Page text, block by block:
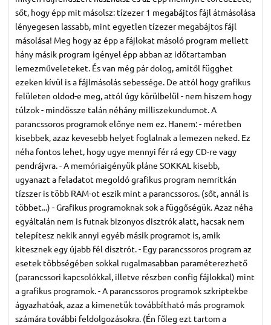
sőt, hogy épp mit másolsz: tízezer 1 megabájtos fájl átmásolása
lényegesen lassabb, mint egyetlen tízezer megabájtos fájl
másolása! Meg hogy az épp a fájlokat másoló program mellett
hány másik program igényel épp abban az időtartamban
lemezműveleteket. És van még pár dolog, amitől függhet
ezeken kívül is a fájlmásolás sebessége. De attól hogy grafikus
felületen oldod-e meg, attól úgy körülbelül - nem hiszem hogy
túlzok - mindössze talán néhány milliszekundumot. A
parancssoros programok előnye nem ez. Hanem: - méretben
kisebbek, azaz kevesebb helyet foglalnak a lemezen neked. Ez
néha fontos lehet, hogy ugye mennyi fér rá egy CD-re vagy
pendrájvra. - A memóriaigényük pláne SOKKAL kisebb,
ugyanazt a feladatot megoldó grafikus program nemritkán
tízszer is több RAM-ot eszik mint a parancssoros. (sőt, annál is
többet...) - Grafikus programoknak sok a függőségük. Azaz néha
egyáltalán nem is futnak bizonyos disztrók alatt, hacsak nem
telepítesz nekik annyi egyéb másik programot is, amik
kitesznek egy újabb fél disztrót. - Egy parancssoros program az
esetek többségében sokkal rugalmasabban paraméterezhető
(parancssori kapcsolókkal, illetve részben config fájlokkal) mint
a grafikus programok. - A parancssoros programok szkriptekbe
ágyazhatóak, azaz a kimenetük továbbítható más programok
számára további feldolgozásokra. (Én főleg ezt tartom a